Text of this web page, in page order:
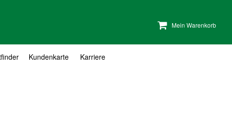
Mein Warenkorb
Kundenkarte Karriere